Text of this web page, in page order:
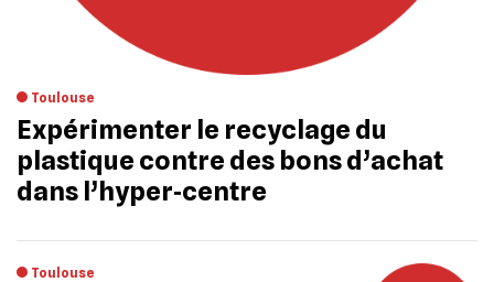
Toulouse
Expérimenter le recyclage du
plastique contre des bons d’achat
dans l’hyper‐centre
Toulouse